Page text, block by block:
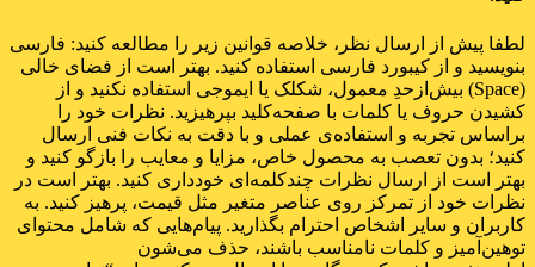
لطفا پیش از ارسال نظر، خلاصه قوانین زیر را مطالعه کنید: فارسی
بنویسید و از کیبورد فارسی استفاده کنید. بهتر است از فضای خالی
(Space) بیش‌از‌حدِ معمول، شکلک یا ایموجی استفاده نکنید و از
کشیدن حروف یا کلمات با صفحه‌کلید بپرهیزید. نظرات خود را
براساس تجربه و استفاده‌ی عملی و با دقت به نکات فنی ارسال
کنید؛ بدون تعصب به محصول خاص، مزایا و معایب را بازگو کنید و
بهتر است از ارسال نظرات چندکلمه‌‌ای خودداری کنید. بهتر است در
نظرات خود از تمرکز روی عناصر متغیر مثل قیمت، پرهیز کنید. به
کاربران و سایر اشخاص احترام بگذارید. پیام‌هایی که شامل محتوای
توهین‌آمیز و کلمات نامناسب باشند، حذف می‌شون